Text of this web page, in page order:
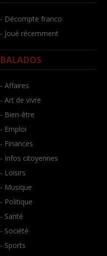
- Décompte franco
- Joué récemment
BALADOS
- Affaires
- Art de vivre
- Bien-être
- Emploi
- Finances
- Infos citoyennes
- Loisirs
- Musique
- Politique
- Santé
- Société
- Sports